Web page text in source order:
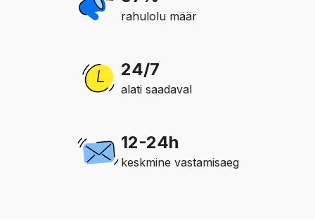
rahulolu määr
24/7
alati saadaval
12-24h
keskmine vastamisaeg